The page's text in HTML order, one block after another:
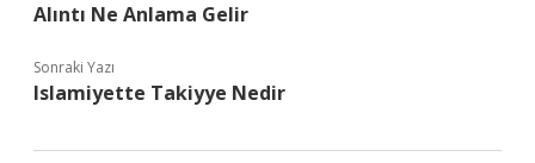
Alıntı Ne Anlama Gelir
Sonraki Yazı
Islamiyette Takiyye Nedir